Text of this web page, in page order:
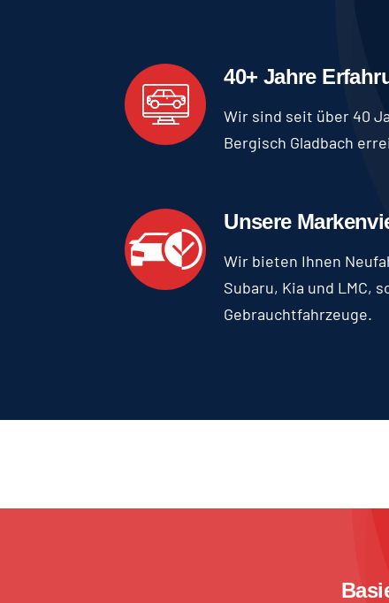
40+ Jahre
Wir sind seit über 40
Bergisch Gladbach
Unsere
Wir bieten Ihnen
Subaru, Kia und LMC,
Gebrauchtfahrzeuge.